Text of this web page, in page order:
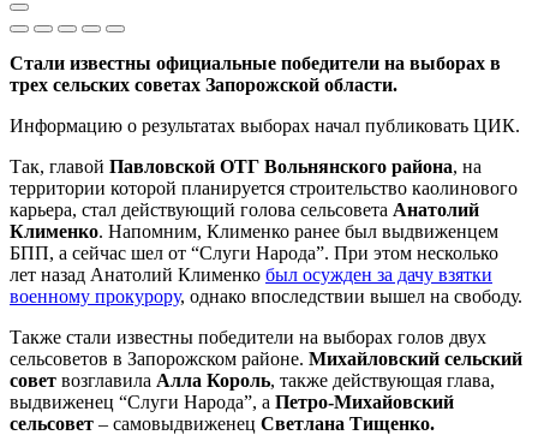
Стали известны официальные победители на выборах в
трех сельских советах Запорожской области.
Информацию о результатах выборах начал публиковать ЦИК.
Так, главой Павловской ОТГ Вольнянского района, на
территории которой планируется строительство каолинового
карьера, стал действующий голова сельсовета Анатолий
Клименко. Напомним, Клименко ранее был выдвиженцем
БПП, а сейчас шел от “Слуги Народа”. При этом несколько
лет назад Анатолий Клименко был осужден за дачу взятки
военному прокурору, однако впоследствии вышел на свободу.
Также стали известны победители на выборах голов двух
сельсоветов в Запорожском районе. Михайловский сельский
совет возглавила Алла Король, также действующая глава,
выдвиженец “Слуги Народа”, а Петро-Михайовский
сельсовет – самовыдвиженец Светлана Тищенко.